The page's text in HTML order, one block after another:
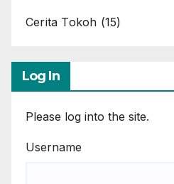
Cerita Tokoh (15)
Log In
Please log into the site.
Username